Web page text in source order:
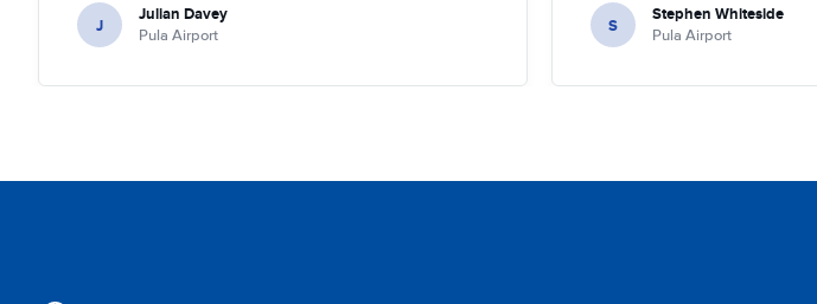
J Julian Davey
Pula Airport S Stephen Whiteside
Pula Airport